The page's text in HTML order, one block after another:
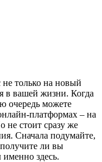
только на новый
в вашей жизни. Когда
очередь можете
платформах – на
не стоит сразу же
Сначала подумайте,
получите ли вы
здесь.